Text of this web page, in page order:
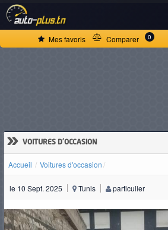
Mes favoris Comparer 0
» VOITURES D'OCCASION
Accueil Voitures d'occasion
le 10 Sept. 2025 Tunis particulier
ACCUEIL
D'OCCASION